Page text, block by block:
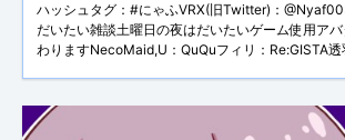
ハッシュタグ：#にゃふVRX(旧Twitter)：
だいたい雑談土曜日の夜はだいたいゲーム使用ア
わりますNecoMaid,U：QuQuフィリ：Re:GISTA